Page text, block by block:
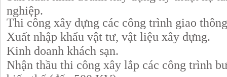
nghiệp.
Thi công xây dựng các công trình giao
Xuất nhập khẩu vật tư, vật liệu xây dựng.
Kinh doanh khách sạn.
Nhận thầu thi công xây lắp các công trình